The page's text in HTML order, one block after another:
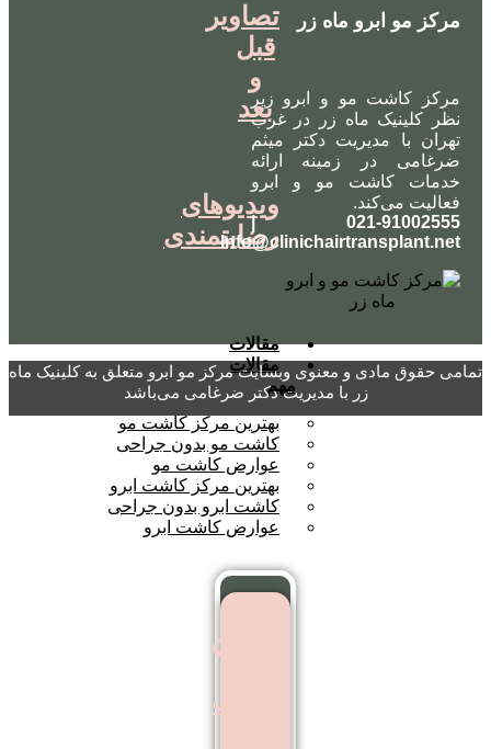
تصاویر
قبل
و
بعد
ویدیوهای
رضایتمندی
مقالات
مقالات
مهم
بهترین مرکز کاشت مو
کاشت مو بدون جراحی
عوارض کاشت مو
بهترین مرکز کاشت ابرو
کاشت ابرو بدون جراحی
عوارض کاشت ابرو
بهترین
کاشت
مرکز مو ابرو ماه زر
مرکز کاشت مو و ابرو زیر
نظر کلینیک ماه زر در غرب
تهران با مدیریت دکتر میثم
ضرغامی در زمینه ارائه
خدمات کاشت مو و ابرو
فعالیت می‌کند.
021-91002555 |
Info@clinichairtransplant.net
تمامی حقوق مادی و معنوی وبسایت مرکز مو ابرو متعلق به کلینیک ماه
زر با مدیریت دکتر ضرغامی می‌باشد